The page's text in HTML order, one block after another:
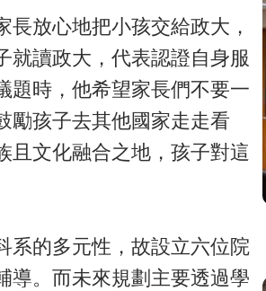
放心地把小孩交給政大，
就讀政大，代表認證自身服
題時，他希望家長們不要一
勵孩子去其他國家走走看
且文化融合之地，孩子對這
系的多元性，故設立六位院
導。而未來規劃主要透過學